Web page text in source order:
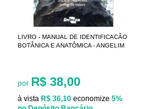
LIVRO - MANUAL DE IDENTIFICACÃO
BOTÂNICA E ANATÔMICA - ANGELIM
por R$ 38,00
à vista R$ 36,10 economize 5%